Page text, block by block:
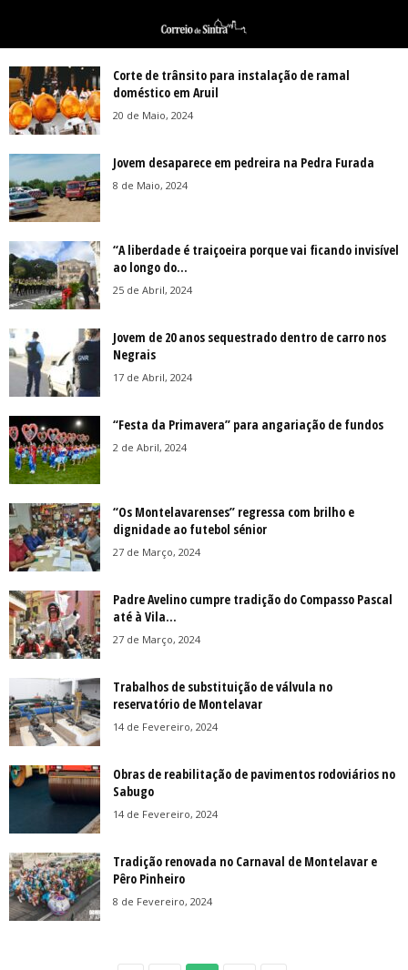
Corte de trânsito para instalação de ramal
doméstico em Aruil
20 de Maio, 2024
Jovem desaparece em pedreira na Pedra Furada
8 de Maio, 2024
“A liberdade é traiçoeira porque vai ficando invisível
ao longo do...
25 de Abril, 2024
Jovem de 20 anos sequestrado dentro de carro nos
Negrais
17 de Abril, 2024
“Festa da Primavera” para angariação de fundos
2 de Abril, 2024
“Os Montelavarenses” regressa com brilho e
dignidade ao futebol sénior
27 de Março, 2024
Padre Avelino cumpre tradição do Compasso Pascal
até à Vila...
27 de Março, 2024
Trabalhos de substituição de válvula no
reservatório de Montelavar
14 de Fevereiro, 2024
Obras de reabilitação de pavimentos rodoviários no
Sabugo
14 de Fevereiro, 2024
Tradição renovada no Carnaval de Montelavar e
Pêro Pinheiro
8 de Fevereiro, 2024